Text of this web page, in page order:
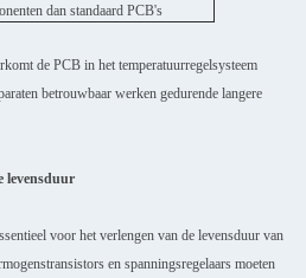
dan standaard PCB's
de PCB in het temperatuurregelsysteem
betrouwbaar werken gedurende langere
levensduur
voor het verlengen van de levensduur van
en spanningsregelaars moeten